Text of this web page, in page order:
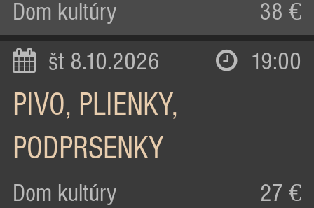
Dom kultúry 38 €
št 8.10.2026 19:00
PIVO, PLIENKY,
PODPRSENKY
Dom kultúry 27 €